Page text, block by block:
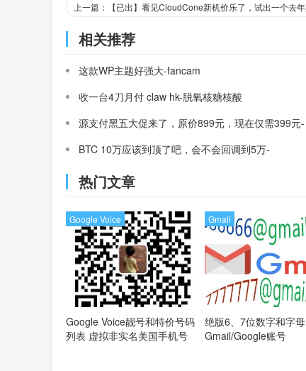
相关推荐
这款WP主题好强大-fancam
收一台4刀月付 claw hk-脱氧核糖核酸
源支付黑五大促来了，原价899元，现在仅需399元-
BTC 10万应该到顶了吧，会不会回调到5万-
热门文章
Google Voice靓号和特价号码
列表 虚拟非实名美国手机号
Google Voice
绝版6、7位数字和字母
Gmail/Google账号
Gmail